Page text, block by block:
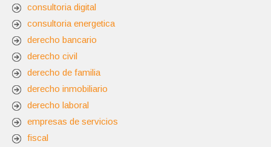
consultoria digital
consultoria energetica
derecho bancario
derecho civil
derecho de familia
derecho inmobiliario
derecho laboral
empresas de servicios
fiscal